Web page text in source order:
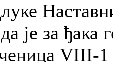
је за
VIII-1